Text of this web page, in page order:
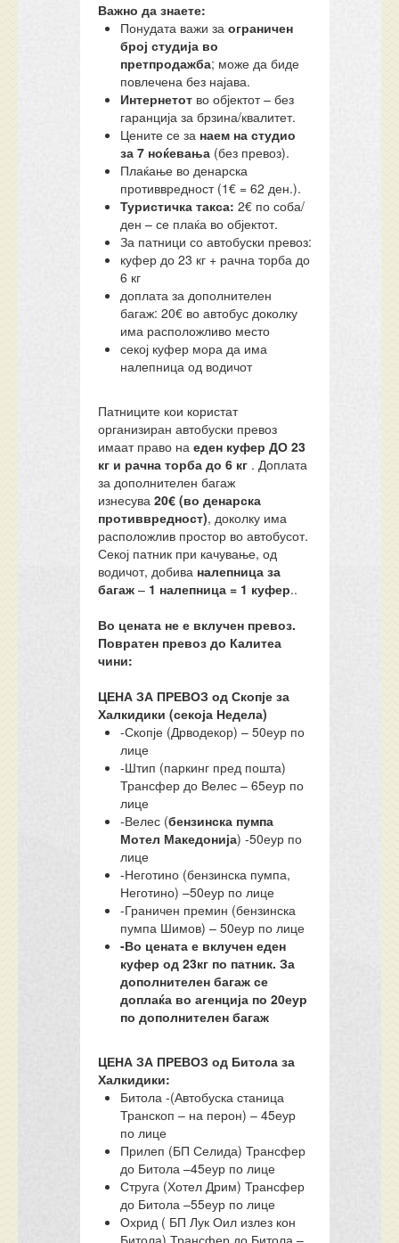
Важно да знаете:
Понудата важи заограничен
број студија во
претпродажба; може да биде
повлечена без најава.
Интернетот во објектот – без
гаранција за брзина/квалитет.
Цените се за наем на студио
за 7 ноќевања (без превоз).
Плаќање во денарска
противвредност (1€ = 62 ден.).
Туристичка такса: 2€ по соба/
ден – се плаќа во објектот.
За патници со автобуски превоз:
куфер до 23 кг + рачна торба до
6 кг
доплата за дополнителен
багаж: 20€ во автобус доколку
има расположливо место
секој куфер мора да има
налепница од водичот
Патниците кои користат
организиран автобуски превоз
имаат право наеден куфер ДО 23
кг и рачна торба до 6 кг . Доплата
за дополнителен багаж
изнесува20€ (во денарска
противвредност), доколку има
расположлив простор во автобусот.
Секој патник при качување, од
водичот, добива налепница за
багаж – 1 налепница = 1 куфер..
Во цената не е вклучен превоз.
Повратен превоз до Калитеа
чини:
ЦЕНА ЗА ПРЕВОЗ од Скопје за
Халкидики (секоја Недела)
-Скопје (Дрводекор) – 50еур по
лице
-Штип (паркинг пред пошта)
Трансфер до Велес – 65еур по
лице
-Велес (бензинска пумпа
Мотел Македонија) -50еур по
лице
-Неготино (бензинска пумпа,
Неготино) –50еур по лице
-Граничен премин (бензинска
пумпа Шимов) – 50еур по лице
-Во цената е вклучен еден
куфер од 23кг по патник. За
дополнителен багаж се
доплаќа во агенција по 20еур
по дополнителен багаж
ЦЕНА ЗА ПРЕВОЗ од Битола за
Халкидики:
Битола -(Автобуска станица
Транскоп – на перон) – 45еур
по лице
Прилеп (БП Селида) Трансфер
до Битола –45еур по лице
Струга (Хотел Дрим) Трансфер
до Битола –55еур по лице
Охрид ( БП Лук Оил излез кон
Битола) Трансфер до Битола –